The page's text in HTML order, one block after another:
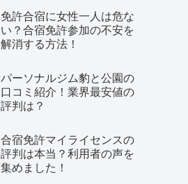
免許合宿に女性一人は危な
い？合宿免許参加の不安を
解消する方法！
パーソナルジム豹と公園の
口コミ紹介！業界最安値の
評判は？
合宿免許マイライセンスの
評判は本当？利用者の声を
集めました！